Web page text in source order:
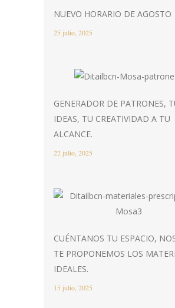
NUEVO HORARIO DE AGOSTO
25 julio, 2025
GENERADOR DE PATRONES,
IDEAS, TU CREATIVIDAD A TU
ALCANCE.
22 julio, 2025
CUÉNTANOS TU ESPACIO,
TE PROPONEMOS LOS
IDEALES.
15 julio, 2025